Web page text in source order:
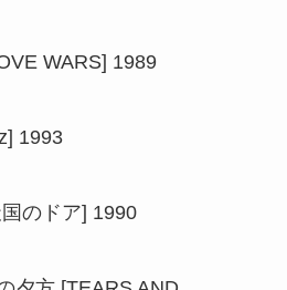
WARS] 1989
1993
のドア] 1990